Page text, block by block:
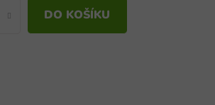
DO KOŠÍKU